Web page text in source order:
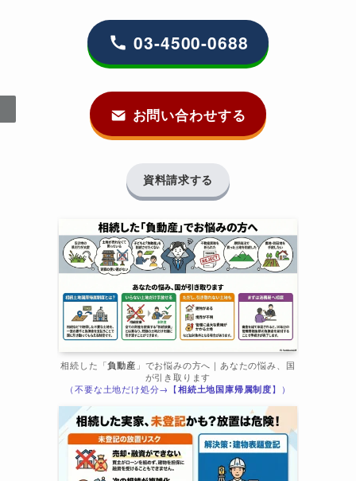
03-4500-0688
お問い合わせする
資料請求する
相続した「負動産 」でお悩みの方へ｜あなたの悩み、国
が引き取ります
（不要な土地だけ処分→【相続土地国庫帰属制度】）